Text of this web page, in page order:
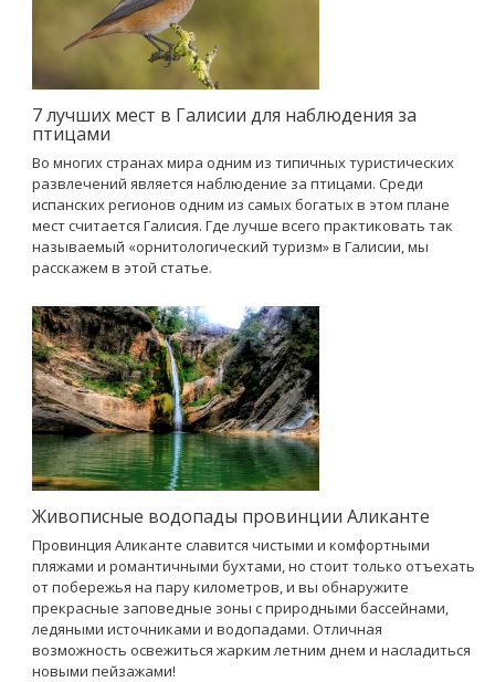
7 лучших мест в Галисии для наблюдения за
птицами
Во многих странах мира одним из типичных туристических
развлечений является наблюдение за птицами. Среди
испанских регионов одним из самых богатых в этом плане
мест считается Галисия. Где лучше всего практиковать так
называемый «орнитологический туризм» в Галисии, мы
расскажем в этой статье.
Живописные водопады провинции Аликанте
Провинция Аликанте славится чистыми и комфортными
пляжами и романтичными бухтами, но стоит только отъехать
от побережья на пару километров, и вы обнаружите
прекрасные заповедные зоны с природными бассейнами,
ледяными источниками и водопадами. Отличная
возможность освежиться жарким летним днем и насладиться
новыми пейзажами!